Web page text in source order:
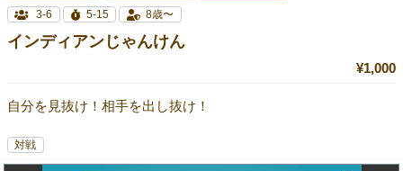
3-6
5-15 8歳〜
インディアンじゃんけん
¥1,000
自分を見抜け！相手を出し抜け！
対戦